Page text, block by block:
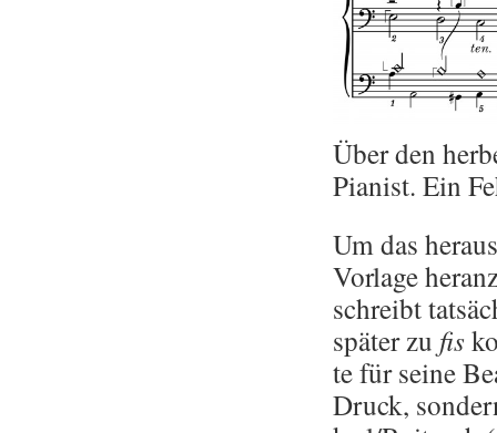
Über den
Pia­nist. Ein
Um das
Vor­la­ge
schreibt
spä­ter zu fis
te für seine
Druck,